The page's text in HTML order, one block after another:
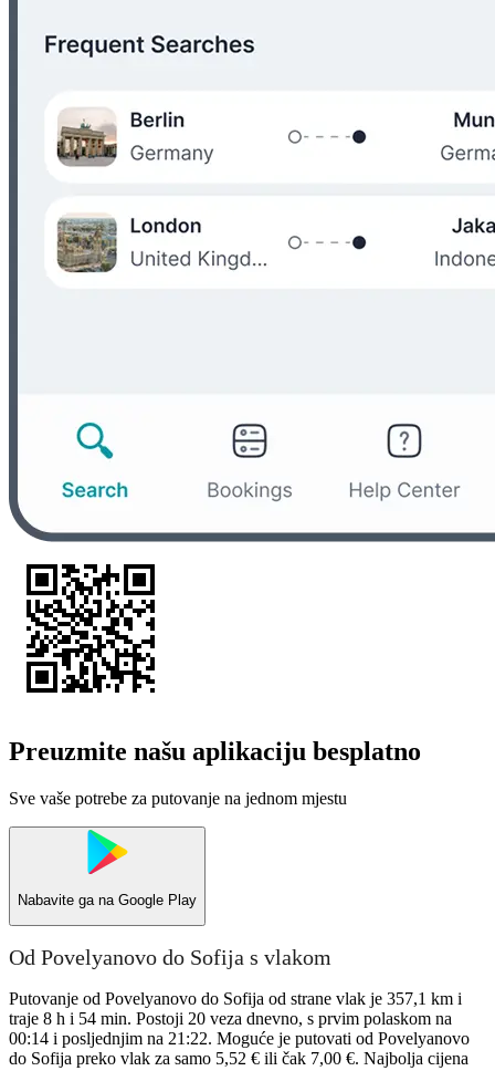
Preuzmite našu aplikaciju besplatno
Sve vaše potrebe za putovanje na jednom mjestu
Nabavite ga na Google Play
Od Povelyanovo do Sofija s vlakom
Putovanje od Povelyanovo do Sofija od strane vlak je 357,1 km i
traje 8 h i 54 min. Postoji 20 veza dnevno, s prvim polaskom na
00:14 i posljednjim na 21:22. Moguće je putovati od Povelyanovo
do Sofija preko vlak za samo 5,52 € ili čak 7,00 €. Najbolja cijena